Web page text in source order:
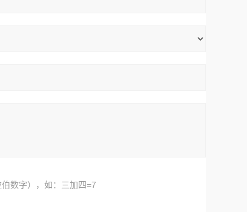
数字），如：三加四=7